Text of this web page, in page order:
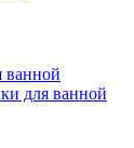
ванной
для ванной